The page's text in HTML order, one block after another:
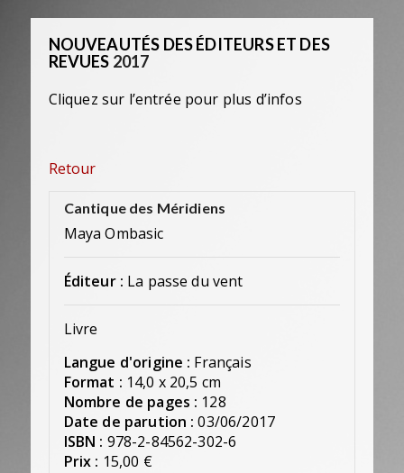
NOUVEAUTÉS DES ÉDITEURS ET DES
REVUES 2017
Cliquez sur l’entrée pour plus d’infos
Retour
Cantique des Méridiens
Maya Ombasic
Éditeur : La passe du vent
Livre
Langue d'origine : Français
Format : 14,0 x 20,5 cm
Nombre de pages : 128
Date de parution : 03/06/2017
ISBN : 978-2-84562-302-6
Prix : 15,00 €